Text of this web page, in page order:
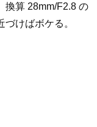
換算 28mm/F2.8 の
けばボケる。